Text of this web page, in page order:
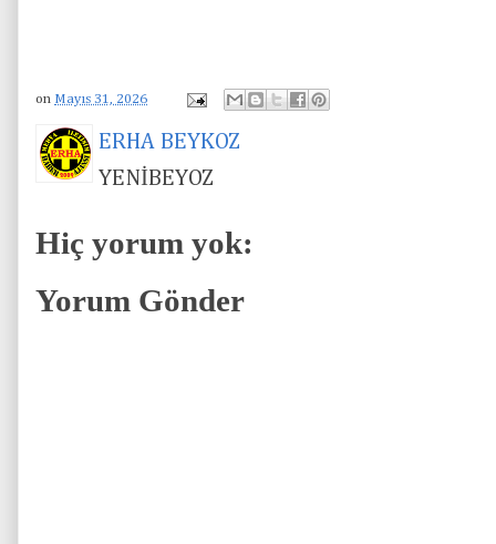
on Mayıs 31, 2026
ERHA BEYKOZ
YENİBEYOZ
Hiç yorum yok:
Yorum Gönder